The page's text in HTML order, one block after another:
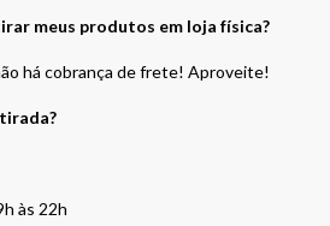
meus produtos em loja física?
há cobrança de frete! Aproveite!
às 22h